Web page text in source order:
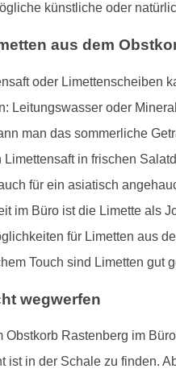
künstliche oder
aus dem
oder Limettenscheiben
Leitungswasser oder
man das sommerliche
Limettensaft in frischen
für ein asiatisch
im Büro ist die Limette als
für Limetten aus
Touch sind Limetten gut
wegwerfen
Obstkorb Rastenberg im
ist in der Schale zu finden.